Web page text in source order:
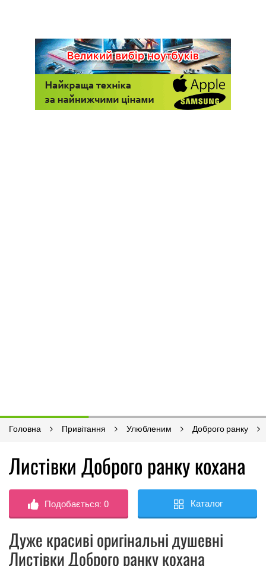
Головна Привітання Улюбленим Доброго ранку
Листівки Доброго ранку кохана
Подобається:0 Каталог
Дуже красиві оригінальні душевні
Листівки Доброго ранку кохана